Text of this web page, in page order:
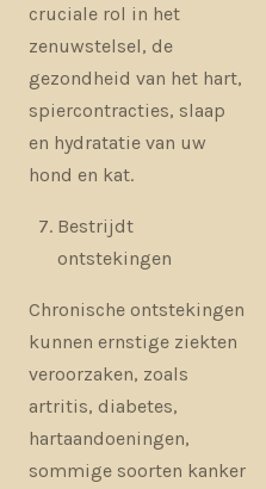
cruciale rol in het
zenuwstelsel, de
gezondheid van het hart,
spiercontracties, slaap
en hydratatie van uw
hond en kat.
Bestrijdt
ontstekingen
Chronische ontstekingen
kunnen ernstige ziekten
veroorzaken, zoals
artritis, diabetes,
hartaandoeningen,
sommige soorten kanker